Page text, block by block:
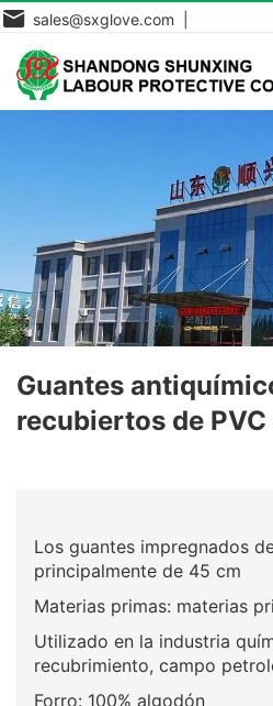
sales@sxglove.com |
Guantes
recubiertos de
Los guantes impregnados
principalmente de 45 cm
Materias primas: materias
Utilizado en la industria
recubrimiento, campo
Forro: 100% algodón